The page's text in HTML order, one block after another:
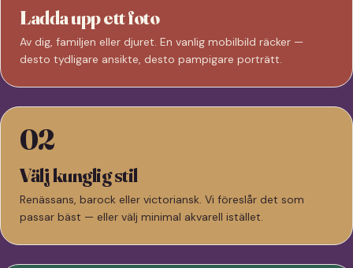
Ladda upp ett foto
Av dig, familjen eller djuret. En vanlig mobilbild räcker —
desto tydligare ansikte, desto pampigare porträtt.
02
Välj kunglig stil
Renässans, barock eller victoriansk. Vi föreslår det som
passar bäst — eller välj minimal akvarell istället.